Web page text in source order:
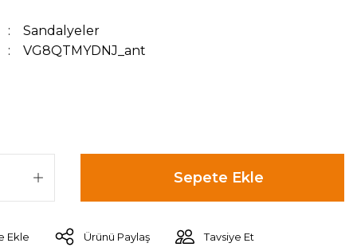
Sandalyeler
VG8QTMYDNJ_ant
Sepete Ekle
Ürünü Paylaş Tavsiye Et